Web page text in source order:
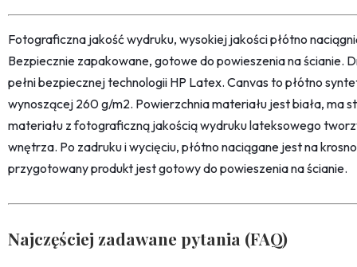
Fotograficzna jakość wydruku, wysokiej jakości płótno
Bezpiecznie zapakowane, gotowe do powieszenia na ścianie.
pełni bezpiecznej technologii HP Latex. Canvas to płótno
wynoszącej 260 g/m2. Powierzchnia materiału jest biała, ma
materiału z fotograficzną jakością wydruku lateksowego
wnętrza. Po zadruku i wycięciu, płótno naciągane jest na
przygotowany produkt jest gotowy do powieszenia na ścianie.
Najczęściej zadawane pytania (FAQ)